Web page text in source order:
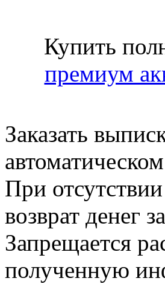
Купить
премиум
Заказать
При
возврат денег
Запрещается
полученную